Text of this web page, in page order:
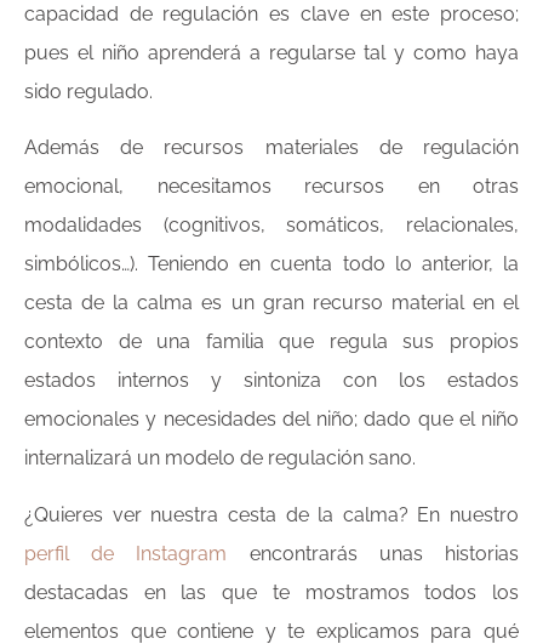
capacidad de regulación es clave en este proceso;
pues el niño aprenderá a regularse tal y como haya
sido regulado.
Además de recursos materiales de regulación
emocional, necesitamos recursos en otras
modalidades (cognitivos, somáticos, relacionales,
simbólicos…). Teniendo en cuenta todo lo anterior, la
cesta de la calma es un gran recurso material en el
contexto de una familia que regula sus propios
estados internos y sintoniza con los estados
emocionales y necesidades del niño; dado que el niño
internalizará un modelo de regulación sano.
¿Quieres ver nuestra cesta de la calma? En nuestro
perfil de Instagram encontrarás unas historias
destacadas en las que te mostramos todos los
elementos que contiene y te explicamos para qué